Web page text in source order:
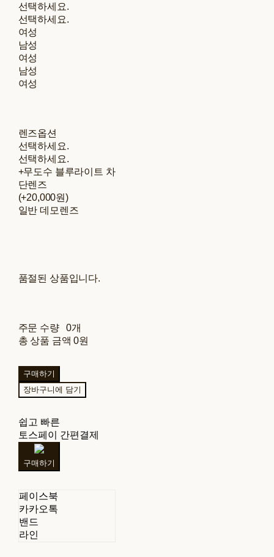
선택하세요.
선택하세요.
여성
남성
여성
남성
여성
렌즈옵션
선택하세요.
선택하세요.
+무도수 블루라이트 차
단렌즈
(+20,000원)
일반 데모렌즈
품절된 상품입니다.
주문 수량
0개
총 상품 금액 0원
구매하기
장바구니에 담기
쉽고 빠른
토스페이 간편결제
구매하기
페이스북
카카오톡
밴드
라인